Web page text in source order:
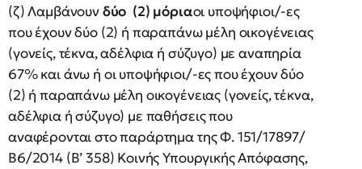
(ζ) Λαμβάνουνδύο (2) μόριαοι υποψήφιοι/-ες
που έχουν δύο (2) ή παραπάνω μέλη οικογένειας
(γονείς, τέκνα, αδέλφια ή σύζυγο) με αναπηρία
67% και άνω ή οι υποψήφιοι/-ες που έχουν δύο
(2) ή παραπάνω μέλη οικογένειας (γονείς, τέκνα,
αδέλφια ή σύζυγο) με παθήσεις που
αναφέρονται στο παράρτημα της Φ. 151/17897/
Β6/2014 (Β’ 358) Κοινής Υπουργικής Απόφασης,